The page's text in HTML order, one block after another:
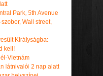
Park, 5th Avenue
Wall street,
Királyságba:
kell!
Vietnám
látnivalói 2 nap alatt